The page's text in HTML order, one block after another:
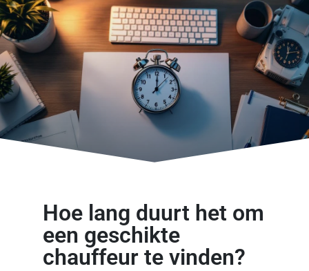
Hoe lang duurt het om
een geschikte
chauffeur te vinden?